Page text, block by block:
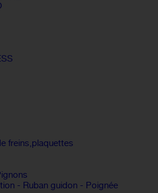
freins,plaquettes
- Ruban guidon - Poignée